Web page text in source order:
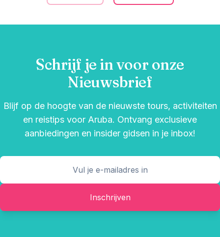
Schrijf je in voor onze
Nieuwsbrief
Blijf op de hoogte van de nieuwste tours, activiteiten
en reistips voor Aruba. Ontvang exclusieve
aanbiedingen en insider gidsen in je inbox!
Inschrijven